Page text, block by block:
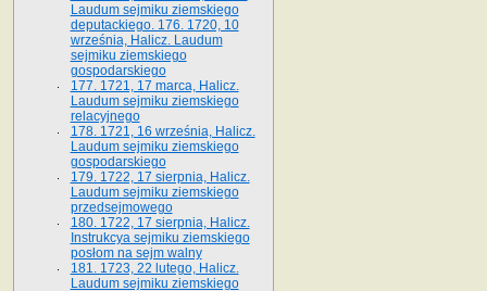
Laudum sejmiku ziemskiego
deputackiego. 176. 1720, 10
września, Halicz. Laudum
sejmiku ziemskiego
gospodarskiego
177. 1721, 17 marca, Halicz.
Laudum sejmiku ziemskiego
relacyjnego
178. 1721, 16 września, Halicz.
Laudum sejmiku ziemskiego
gospodarskiego
179. 1722, 17 sierpnia, Halicz.
Laudum sejmiku ziemskiego
przedsejmowego
180. 1722, 17 sierpnia, Halicz.
Instrukcya sejmiku ziemskiego
posłom na sejm walny
181. 1723, 22 lutego, Halicz.
Laudum sejmiku ziemskiego